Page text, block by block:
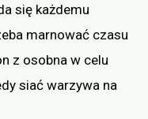
się każdemu
marnować czasu
z osobna w celu
siać warzywa na